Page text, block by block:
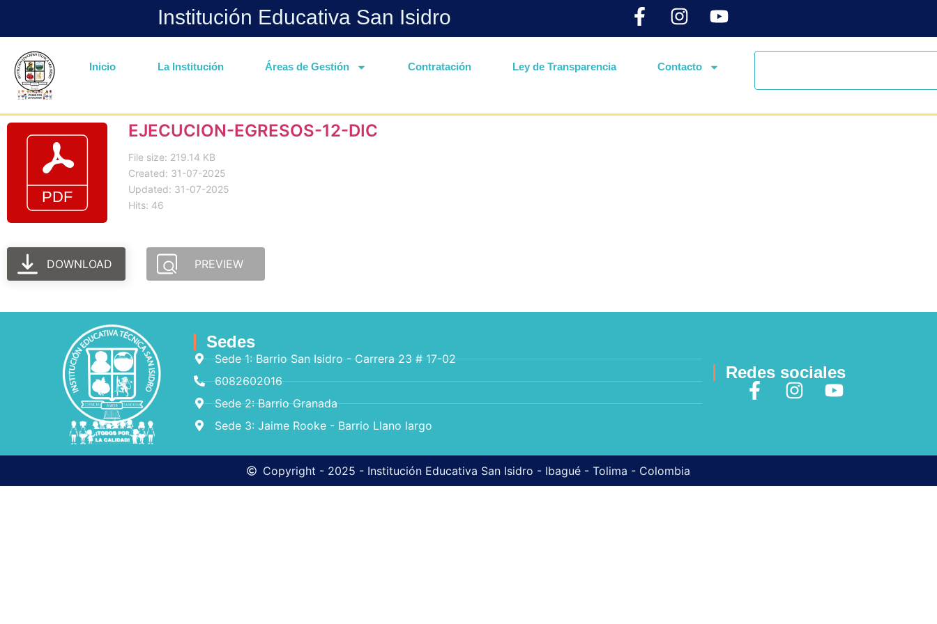
Institución Educativa San Isidro
Inicio La Institución Áreas de Gestión Contratación Ley de Transparencia Contacto
EJECUCION-EGRESOS-12-DIC
File size: 219.14 KB
Created: 31-07-2025
Updated: 31-07-2025
Hits: 46
DOWNLOAD PREVIEW
Sedes
Sede 1: Barrio San Isidro - Carrera 23 # 17-02
6082602016
Sede 2: Barrio Granada
Sede 3: Jaime Rooke - Barrio Llano largo
Redes sociales
Copyright - 2025 - Institución Educativa San Isidro - Ibagué - Tolima - Colombia